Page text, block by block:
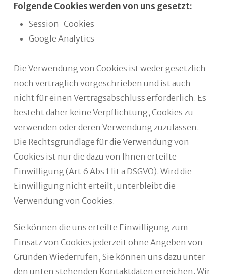
Folgende Cookies werden von uns gesetzt:
Session-Cookies
Google Analytics
Die Verwendung von Cookies ist weder gesetzlich
noch vertraglich vorgeschrieben und ist auch
nicht für einen Vertragsabschluss erforderlich. Es
besteht daher keine Verpflichtung, Cookies zu
verwenden oder deren Verwendung zuzulassen.
Die Rechtsgrundlage für die Verwendung von
Cookies ist nur die dazu von Ihnen erteilte
Einwilligung (Art 6 Abs 1 lit a DSGVO). Wird die
Einwilligung nicht erteilt, unterbleibt die
Verwendung von Cookies.
Sie können die uns erteilte Einwilligung zum
Einsatz von Cookies jederzeit ohne Angeben von
Gründen Wiederrufen, Sie können uns dazu unter
den unten stehenden Kontaktdaten erreichen. Wir